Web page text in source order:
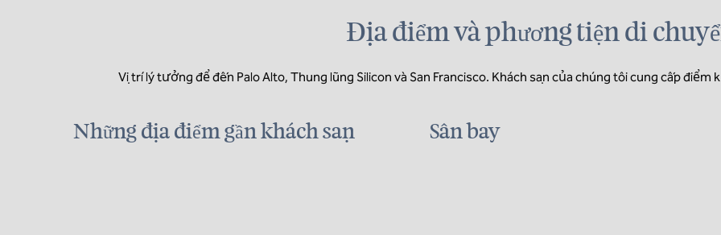
Địa điểm và phương tiện di
Vị trí lý tưởng để đến Palo Alto, Thung lũng Silicon và San Francisco. Khách sạn của chúng tôi cung cấp điểm
Những địa điểm gần khách sạn Sân bay